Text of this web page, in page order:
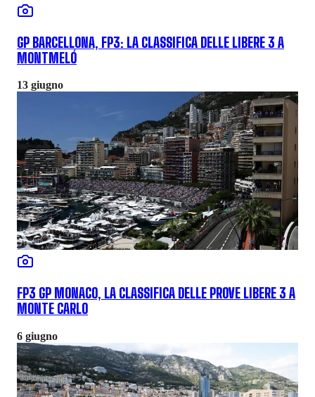
GP BARCELLONA, FP3: LA CLASSIFICA DELLE LIBERE 3 A
MONTMELÓ
13 giugno
FP3 GP MONACO, LA CLASSIFICA DELLE PROVE LIBERE 3 A
MONTE CARLO
6 giugno